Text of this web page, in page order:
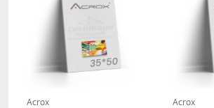
Acrox Acrox